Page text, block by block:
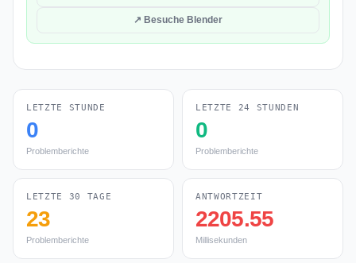
↗ Besuche Blender
LETZTE STUNDE
0
Problemberichte
LETZTE 24 STUNDEN
0
Problemberichte
LETZTE 30 TAGE
23
Problemberichte
ANTWORTZEIT
2205.55
Millisekunden